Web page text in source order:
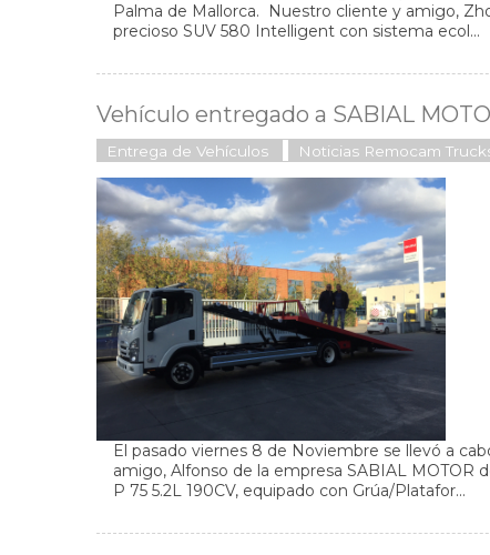
Palma de Mallorca. Nuestro cliente y amigo,
precioso SUV 580 Intelligent con sistema ecol...
Vehículo entregado a SABIAL
Entrega de Vehículos Noticias Remocam
El pasado viernes 8 de Noviembre se llevó a
amigo, Alfonso de la empresa SABIAL MOTOR
P 75 5.2L 190CV, equipado con Grúa/Platafor...